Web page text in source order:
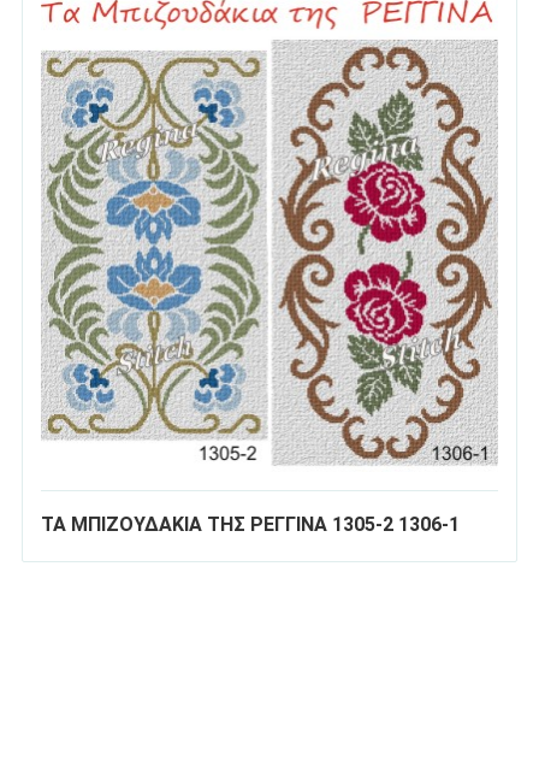
ΤΑ ΜΠΙΖΟΥΔΑΚΙΑ ΤΗΣ ΡΕΓΓΙΝΑ 1305-2 1306-1